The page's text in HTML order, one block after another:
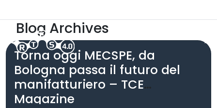
Blog Archives
Torna oggi MECSPE, da
Bologna passa il futuro del
manifatturiero – TCE
Magazine